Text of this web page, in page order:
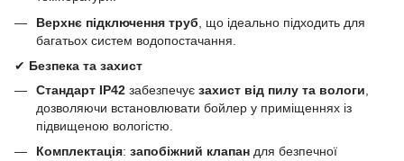
Верхнє підключення труб , що ідеально підходить для
багатьох систем водопостачання.
✔ Безпека та захист
Стандарт IP42 забезпечує захист від пилу та вологи
дозволяючи встановлювати бойлер у приміщеннях із
підвищеною вологістю.
Комплектація: запобіжний клапан для безпечної